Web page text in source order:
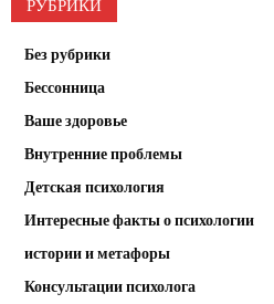
РУБРИКИ
Без рубрики
Бессонница
Ваше здоровье
Внутренние проблемы
Детская психология
Интересные факты о психологии
истории и метафоры
Консультации психолога